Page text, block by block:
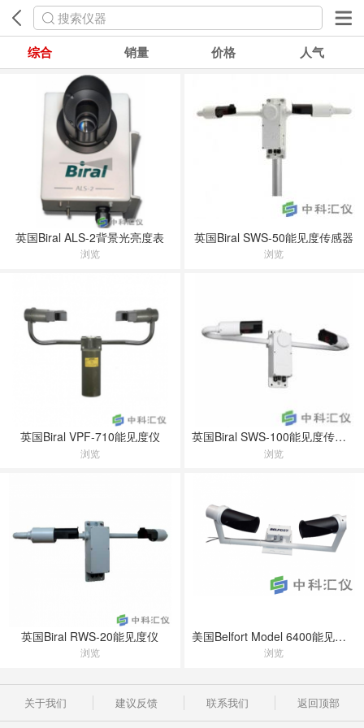
搜索仪器
综合 销量 价格 人气
英国Biral ALS-2背景光亮度表
浏览
英国Biral SWS-50能见度传感器
浏览
英国Biral VPF-710能见度仪
浏览
英国Biral SWS-100能见度传感器
浏览
英国Biral RWS-20能见度仪
浏览
美国Belfort Model 6400能见度传感器
浏览
关于我们 建议反馈 联系我们 返回顶部